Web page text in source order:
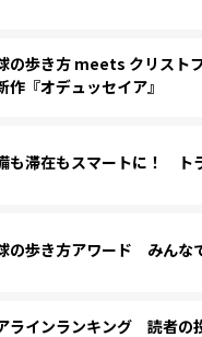
の歩き方 meets クリスト
作『オデュッセイア』
も滞在もスマートに！ ト
の歩き方アワード みんな
ラインランキング 読者の